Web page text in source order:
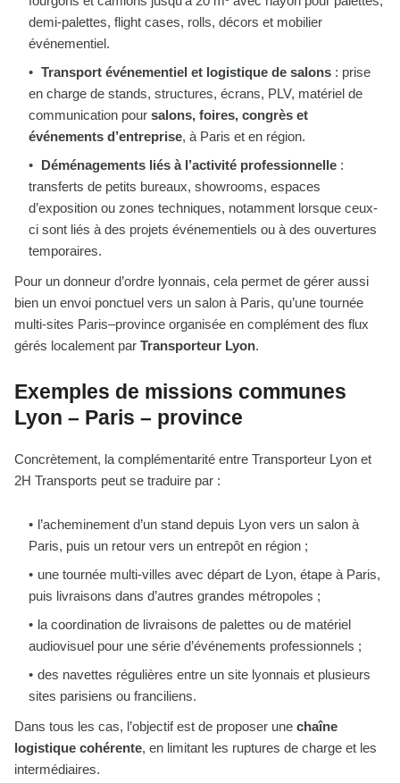
demi-palettes, flight cases, rolls, décors et mobilier
événementiel.
Transport événementiel et logistique de salons : prise
en charge de stands, structures, écrans, PLV, matériel de
communication pour salons, foires, congrès et
événements d’entreprise, à Paris et en région.
Déménagements liés à l’activité professionnelle :
transferts de petits bureaux, showrooms, espaces
d’exposition ou zones techniques, notamment lorsque ceux-
ci sont liés à des projets événementiels ou à des ouvertures
temporaires.
Pour un donneur d’ordre lyonnais, cela permet de gérer aussi
bien un envoi ponctuel vers un salon à Paris, qu’une tournée
multi-sites Paris–province organisée en complément des flux
gérés localement par Transporteur Lyon.
Exemples de missions communes
Lyon – Paris – province
Concrètement, la complémentarité entre Transporteur Lyon et
2H Transports peut se traduire par :
l’acheminement d’un stand depuis Lyon vers un salon à
Paris, puis un retour vers un entrepôt en région ;
une tournée multi-villes avec départ de Lyon, étape à Paris,
puis livraisons dans d’autres grandes métropoles ;
la coordination de livraisons de palettes ou de matériel
audiovisuel pour une série d’événements professionnels ;
des navettes régulières entre un site lyonnais et plusieurs
sites parisiens ou franciliens.
Dans tous les cas, l’objectif est de proposer une chaîne
logistique cohérente, en limitant les ruptures de charge et les
intermédiaires.